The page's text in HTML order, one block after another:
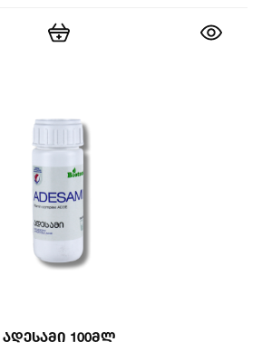
Ადესამი 100მლ